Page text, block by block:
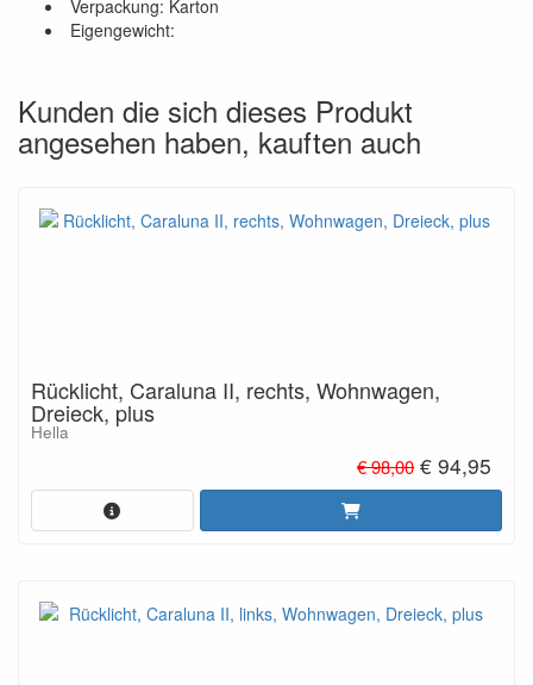
Verpackung: Karton
Eigengewicht:
Kunden die sich dieses Produkt
angesehen haben, kauften auch
Rücklicht, Caraluna II, rechts, Wohnwagen,
Dreieck, plus
Hella
€ 98,00€ 94,95